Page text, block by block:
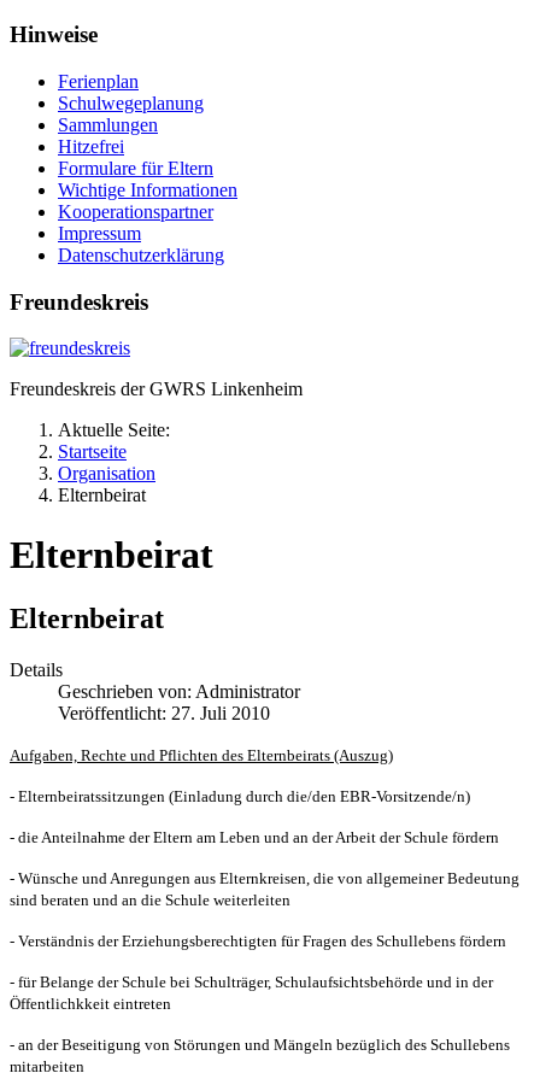
Hinweise
Ferienplan
Schulwegeplanung
Sammlungen
Hitzefrei
Formulare für Eltern
Wichtige Informationen
Kooperationspartner
Impressum
Datenschutzerklärung
Freundeskreis
Freundeskreis der GWRS Linkenheim
Aktuelle Seite:
Startseite
Organisation
Elternbeirat
Elternbeirat
Elternbeirat
Details
Geschrieben von: Administrator
Veröffentlicht: 27. Juli 2010
Aufgaben, Rechte und Pflichten des Elternbeirats (Auszug)
- Elternbeiratssitzungen (Einladung durch die/den EBR-Vorsitzende/n)
- die Anteilnahme der Eltern am Leben und an der Arbeit der Schule fördern
- Wünsche und Anregungen aus Elternkreisen, die von allgemeiner Bedeutung
sind beraten und an die Schule weiterleiten
- Verständnis der Erziehungsberechtigten für Fragen des Schullebens fördern
- für Belange der Schule bei Schulträger, Schulaufsichtsbehörde und in der
Öffentlichkkeit eintreten
- an der Beseitigung von Störungen und Mängeln bezüglich des Schullebens
mitarbeiten